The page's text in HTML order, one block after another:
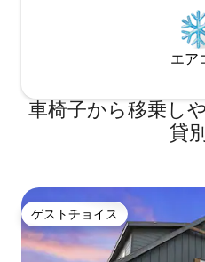
エア
車椅子から移乗し
貸
ゲストチョイス
ゲストチョイス